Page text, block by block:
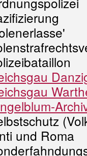
und Roma